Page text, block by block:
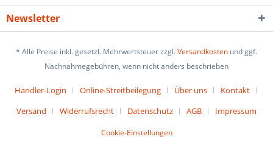
Newsletter
* Alle Preise inkl. gesetzl. Mehrwertsteuer zzgl.Versandkosten und ggf.
Nachnahmegebühren, wenn nicht anders beschrieben
Händler-Login Online-Streitbeilegung Über uns
Kontakt
Versand
Widerrufsrecht Datenschutz AGB Impressum
Cookie-Einstellungen